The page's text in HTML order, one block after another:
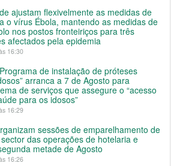
ajustam flexivelmente as medidas de
o vírus Ébola, mantendo as medidas de
nos postos fronteiriços para três
afectados pela epidemia
16:30
de instalação de próteses
arranca a 7 de Agosto para
de serviços que assegure o “acesso
para os idosos”
16:29
sessões de emparelhamento de
das operações de hotelaria e
metade de Agosto
16:26